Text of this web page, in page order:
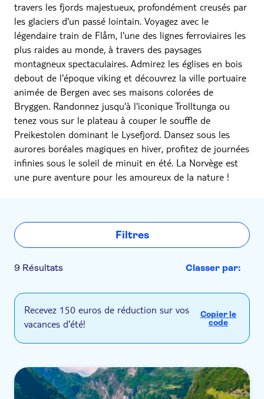
travers les fjords majestueux, profondément creusés par
les glaciers d'un passé lointain. Voyagez avec le
légendaire train de Flåm, l'une des lignes ferroviaires les
plus raides au monde, à travers des paysages
montagneux spectaculaires. Admirez les églises en bois
debout de l'époque viking et découvrez la ville portuaire
animée de Bergen avec ses maisons colorées de
Bryggen. Randonnez jusqu'à l'iconique Trolltunga ou
tenez vous sur le plateau à couper le souffle de
Preikestolen dominant le Lysefjord. Dansez sous les
aurores boréales magiques en hiver, profitez de journées
infinies sous le soleil de minuit en été. La Norvège est
une pure aventure pour les amoureux de la nature !
Filtres
9 Résultats Classer par:
Recevez 150 euros de réduction sur vos
vacances d'été!
Copier le
code